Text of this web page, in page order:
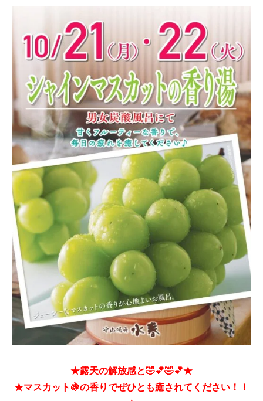
★露天の解放感と🤣💕🤣💕★
★マスカット🍇の香りでぜひとも癒されてください！！